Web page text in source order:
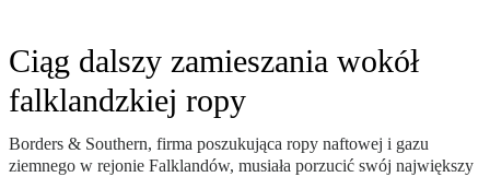
Ciąg dalszy zamieszania wokół
falklandzkiej ropy
Borders & Southern, firma poszukująca ropy naftowej i gazu
ziemnego w rejonie Falklandów, musiała porzucić swój największy